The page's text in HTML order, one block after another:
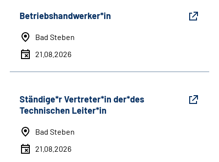
Betriebshandwerker*in
Bad Steben
21.08.2026
Ständige*r Vertreter*in der*des
Technischen Leiter*in
Bad Steben
21.08.2026